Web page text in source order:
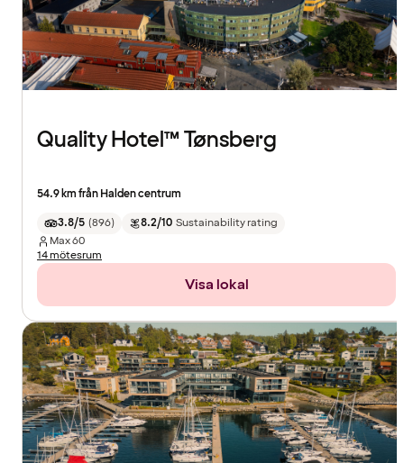
Quality Hotel™ Tønsberg
54.9 km från Halden centrum
3.8/5 (896) 8.2/10 Sustainability rating
Max60
14 mötesrum
Visa lokal